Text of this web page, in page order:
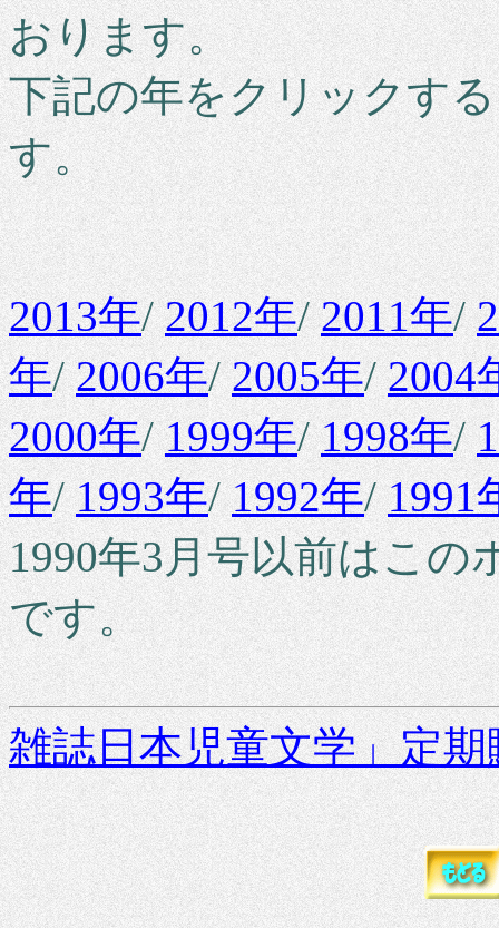
おります。
下記の年をクリックす
す。
2013年/2012年/2011年/
年/2006年/2005年/2004
2000年/1999年/1998年/
年/1993年/1992年/1991
1990年3月号以前はこの
です。
雑誌日本児童文学」定